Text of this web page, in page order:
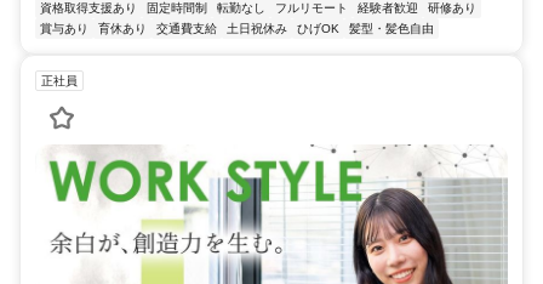
資格取得支援あり 固定時間制 転勤なし フルリモート 経験者歓迎
研修あり
賞与あり
育休あり 交通費支給 土日祝休み ひげOK 髪型・髪色自由
正社員